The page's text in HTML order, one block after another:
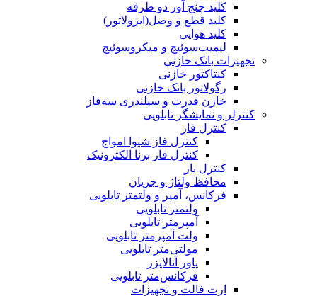
کلید چنج آور دو طرفه
کلید قطع و وصل(ایزولاتور)
کلید هوایی
لیمیت‌سوئیچ و میکروسوئیچ
تجهیزات بانک خازنی
کنتاکتور خازنی
رگولاتور بانک خازنی
خازن قدرت و سیلندری سه‌فاز
کنترلر و نمایشگر تابلویی
کنترل فاز
کنترل فاز شیوا امواج
کنترل فاز برنا الکترونیک
کنترل بار
محافظ ولتاژ و جریان
فرکانس، آمپر و ولتمتر تابلویی
ولتمتر تابلویی
آمپرمتر تابلویی
ولت آمپرمتر تابلویی
مولتی‌متر تابلویی
پاور آنالایزر
فرکانس‌متر تابلویی
ارت فالت و تجهیزات